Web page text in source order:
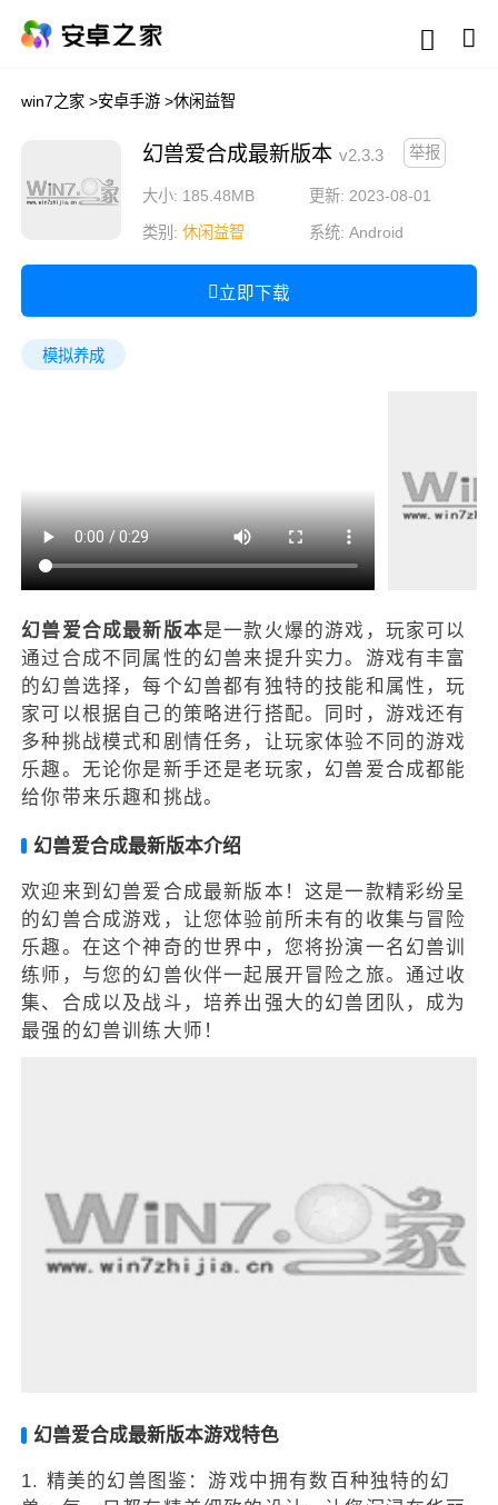
win7之家 >安卓手游 >休闲益智
幻兽爱合成最新版本 v2.3.3 举报
大小: 185.48MB 更新: 2023-08-01
类别: 休闲益智 系统:Android
立即下载
模拟养成
幻兽爱合成最新版本是一款火爆的游戏，玩家可以
通过合成不同属性的幻兽来提升实力。游戏有丰富
的幻兽选择，每个幻兽都有独特的技能和属性，玩
家可以根据自己的策略进行搭配。同时，游戏还有
多种挑战模式和剧情任务，让玩家体验不同的游戏
乐趣。无论你是新手还是老玩家，幻兽爱合成都能
给你带来乐趣和挑战。
幻兽爱合成最新版本介绍
欢迎来到幻兽爱合成最新版本！这是一款精彩纷呈
的幻兽合成游戏，让您体验前所未有的收集与冒险
乐趣。在这个神奇的世界中，您将扮演一名幻兽训
练师，与您的幻兽伙伴一起展开冒险之旅。通过收
集、合成以及战斗，培养出强大的幻兽团队，成为
最强的幻兽训练大师！
幻兽爱合成最新版本游戏特色
1. 精美的幻兽图鉴：游戏中拥有数百种独特的幻